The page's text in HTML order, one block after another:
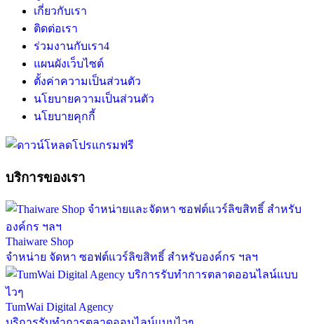
เกี่ยวกับเรา
ติดต่อเรา
ร่วมงานกับเรา4
แผนผังเว็บไซต์
ตั้งค่าความเป็นส่วนตัว
นโยบายความเป็นส่วนตัว
นโยบายคุกกี้
บริการของเรา
Thaiware Shop
จำหน่าย จัดหา ซอฟต์แวร์ลิขสิทธิ์ สำหรับองค์กร ฯลฯ
TumWai Digital Agency